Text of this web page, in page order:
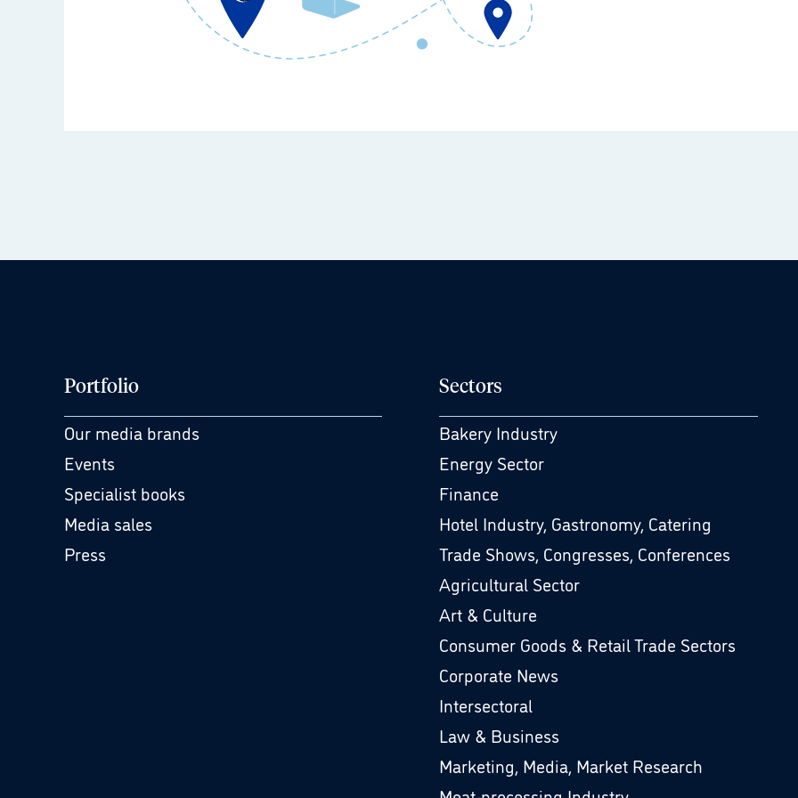
Portfolio
Our media brands
Events
Specialist books
Media sales
Press
Sectors
Bakery Industry
Energy Sector
Finance
Hotel Industry, Gastronomy, Catering
Trade Shows, Congresses, Conferences
Agricultural Sector
Art & Culture
Consumer Goods & Retail Trade Sectors
Corporate News
Intersectoral
Law & Business
Marketing, Media, Market Research